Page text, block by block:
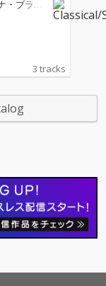
・ブラウ
3 tracks